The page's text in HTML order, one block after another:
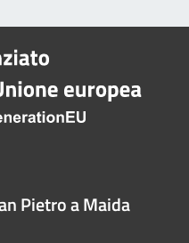
Pietro a Maida